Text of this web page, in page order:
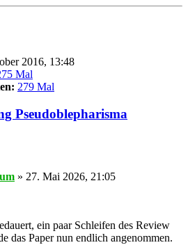
2016, 13:48
Mal
279 Mal
Pseudoblepharisma
» 27. Mai 2026, 21:05
ein paar Schleifen des Review
das Paper nun endlich angenommen.